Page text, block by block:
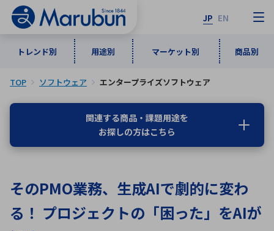
JP EN
トレンド別 用途別 マーケット別 商品別
トレンド別
インダストリアルDXソリューション
5G・Local 5G
用途別
通信・ネットワーク
監視・セキュリティ
マーケット別
情報通信 宇宙・防衛
商品別
計測・測定・表示機器 検査・分析機器
メーカ一覧
な行
は行 ま行
や行
ら行
わ行
TOP ソフトウェア エンタープライズソフトウェア
関連する商品・課題用途を
お探しの方はこちら
そのPMO業務、生成AIで劇的に変わ
る！ プロジェクトの「困った」をAIが